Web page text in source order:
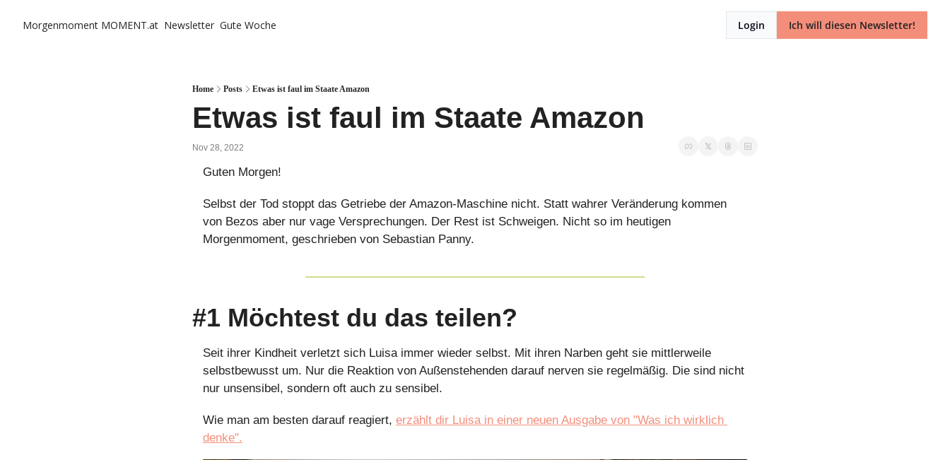
Morgenmoment MOMENT.at Newsletter Gute Woche Login Ich will diesen Newsletter!
Home Posts Etwas ist faul im Staate Amazon
Etwas ist faul im Staate Amazon
Nov 28, 2022
Guten Morgen!
Selbst der Tod stoppt das Getriebe der Amazon-Maschine nicht. Statt wahrer Veränderung kommen
von Bezos aber nur vage Versprechungen. Der Rest ist Schweigen. Nicht so im heutigen
Morgenmoment, geschrieben von Sebastian Panny.
#1 Möchtest du das teilen?
Seit ihrer Kindheit verletzt sich Luisa immer wieder selbst. Mit ihren Narben geht sie mittlerweile
selbstbewusst um. Nur die Reaktion von Außenstehenden darauf nerven sie regelmäßig. Die sind nicht
nur unsensibel, sondern oft auch zu sensibel.
Wie man am besten darauf reagiert, erzählt dir Luisa in einer neuen Ausgabe von "Was ich wirklich
denke".